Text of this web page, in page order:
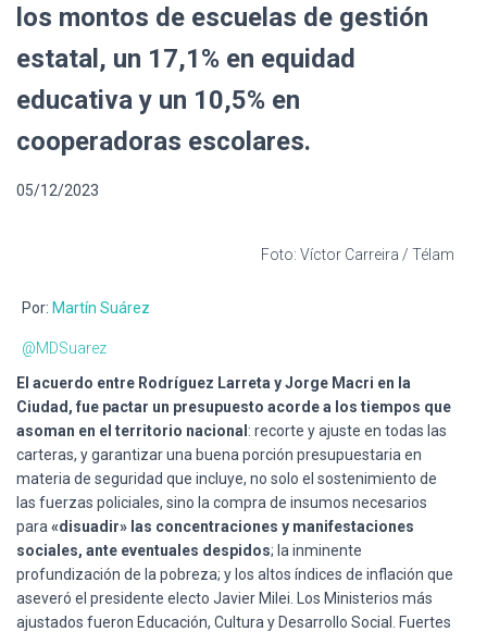
los montos de escuelas de gestión
estatal, un 17,1% en equidad
educativa y un 10,5% en
cooperadoras escolares.
05/12/2023
Foto: Víctor Carreira / Télam
Por: Martín Suárez
@MDSuarez
El acuerdo entre Rodríguez Larreta y Jorge Macri en la
Ciudad, fue pactar un presupuesto acorde a los tiempos que
asoman en el territorio nacional : recorte y ajuste en todas las
carteras, y garantizar una buena porción presupuestaria en
materia de seguridad que incluye, no solo el sostenimiento de
las fuerzas policiales, sino la compra de insumos necesarios
para «disuadir» las concentraciones y manifestaciones
sociales, ante eventuales despidos; la inminente
profundización de la pobreza; y los altos índices de inflación que
aseveró el presidente electo Javier Milei. Los Ministerios más
ajustados fueron Educación, Cultura y Desarrollo Social. Fuertes